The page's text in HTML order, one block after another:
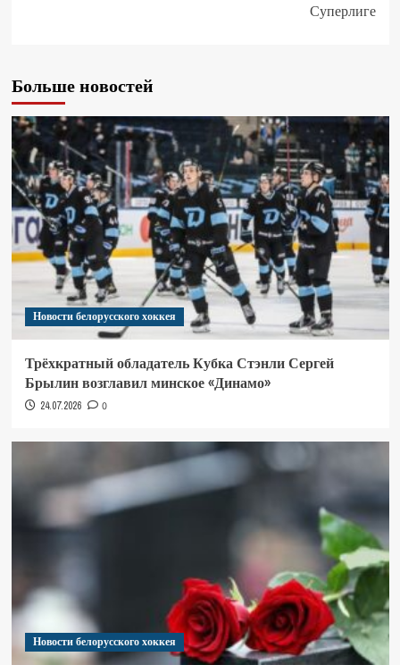
Суперлиге
Больше новостей
Новости белорусского хоккея
Трёхкратный обладатель Кубка Стэнли Сергей
Брылин возглавил минское «Динамо»
24.07.2026 0
Новости белорусского хоккея